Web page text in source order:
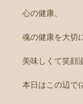
心の健康、
魂の健康を大切
美味しくて笑顔
本日はこの辺で